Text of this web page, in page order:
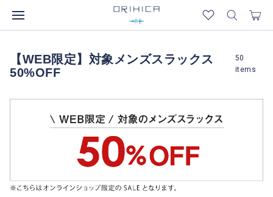
【WEB限定】対象メンズスラックス
50%OFF
50
items